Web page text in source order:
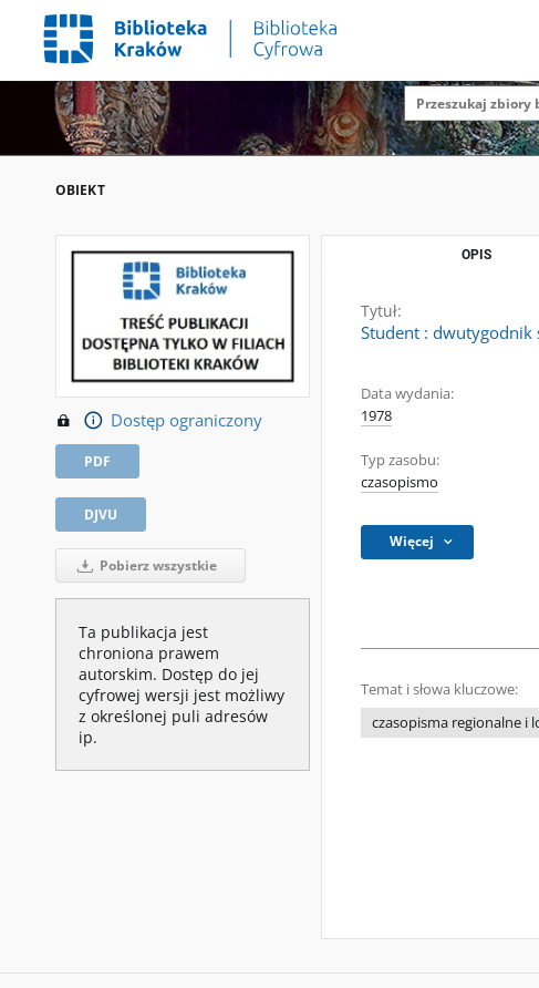
OBIEKT
Dostęp ograniczony
PDF
DJVU
Pobierz wszystkie
Ta publikacja jest
chroniona prawem
autorskim. Dostęp do jej
cyfrowej wersji jest możliwy
z określonej puli adresów
ip.
OPIS
Tytuł:
Student : dwutygodnik
Data wydania:
1978
Typ zasobu:
czasopismo
Więcej
Temat i słowa kluczowe:
czasopisma regionalne i